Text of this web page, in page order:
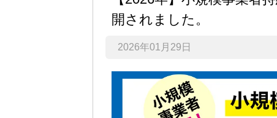
開されました。
2026年01月29日